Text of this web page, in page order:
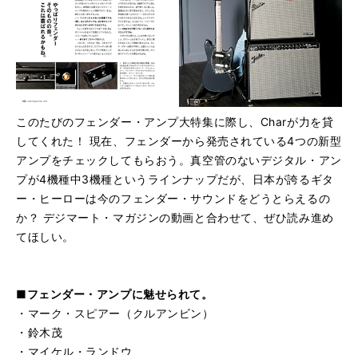
このたびのフェンダー・アンプ大特集に際し、Charが力を貸
してくれた！ 現在、フェンダーから発売されている4つの新型
アンプをチェックしてもらおう。真空管のないデジタル・アン
プが4機種中3機種というラインナップだが、日本が誇るギタ
ー・ヒーローは今のフェンダー・サウンドをどうとらえるの
か？ デジマート・マガジンの動画と合わせて、ぜひ読み進め
てほしい。
■フェンダー・アンプに魅せられて。
・マーク・スピアー（クルアンビン）
・鈴木茂
・マイケル・ランドウ